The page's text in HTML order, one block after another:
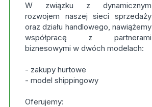
W związku z dynamicznym
rozwojem naszej sieci sprzedaży
oraz działu handlowego, nawiążemy
współpracę z partnerami
biznesowymi w dwóch modelach:
- zakupy hurtowe
- model shippingowy
Oferujemy: